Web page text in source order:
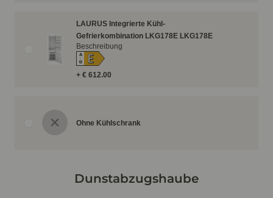
LAURUS Integrierte Kühl-
Gefrierkombination LKG178E LKG178E
+ € 612.00
A
↑G E
Beschreibung
Ohne Kühlschrank
Dunstabzugshaube